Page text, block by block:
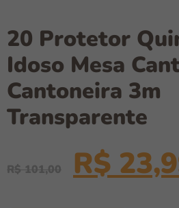
20 Protetor
Idoso Mesa
Cantoneira 3m
Transparente
R$101,00 R$